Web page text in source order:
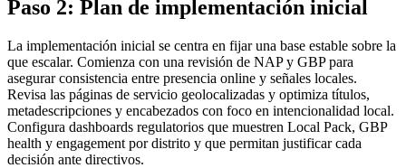
Paso 2: Plan de implementación inicial
La implementación inicial se centra en fijar una base estable sobre la
que escalar. Comienza con una revisión de NAP y GBP para
asegurar consistencia entre presencia online y señales locales.
Revisa las páginas de servicio geolocalizadas y optimiza títulos,
metadescripciones y encabezados con foco en intencionalidad local.
Configura dashboards regulatorios que muestren Local Pack, GBP
health y engagement por distrito y que permitan justificar cada
decisión ante directivos.